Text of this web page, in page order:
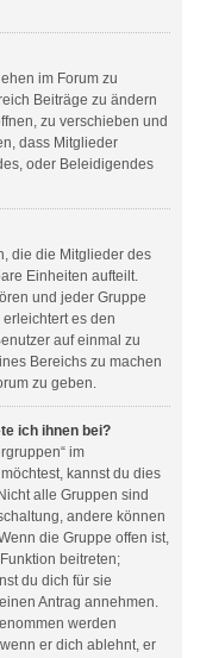
im Forum zu
Beiträge zu ändern
zu verschieben und
dass Mitglieder
oder Beleidigendes
die die Mitglieder des
Einheiten aufteilt.
und jeder Gruppe
es den
auf einmal zu
Bereichs zu machen
zu geben.
ich ihnen bei?
im
kannst du dies
alle Gruppen sind
andere können
die Gruppe offen ist,
beitreten;
du dich für sie
Antrag annehmen.
werden
er dich ablehnt, er